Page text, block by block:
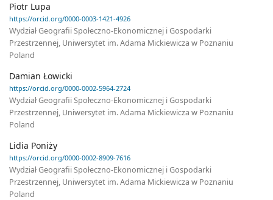
Piotr Lupa
https://orcid.org/0000-0003-1421-4926
Wydział Geografii Społeczno-Ekonomicznej i Gospodarki
Przestrzennej, Uniwersytet im. Adama Mickiewicza w Poznaniu
Poland
Damian Łowicki
https://orcid.org/0000-0002-5964-2724
Wydział Geografii Społeczno-Ekonomicznej i Gospodarki
Przestrzennej, Uniwersytet im. Adama Mickiewicza w Poznaniu
Poland
Lidia Poniży
https://orcid.org/0000-0002-8909-7616
Wydział Geografii Społeczno-Ekonomicznej i Gospodarki
Przestrzennej, Uniwersytet im. Adama Mickiewicza w Poznaniu
Poland